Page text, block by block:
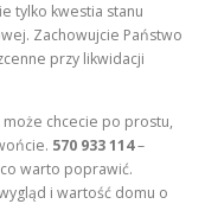
tylko kwestia stanu
Zachowujcie Państwo
przy likwidacji
chcecie po prostu,
570 933 114–
warto poprawić.
i wartość domu o